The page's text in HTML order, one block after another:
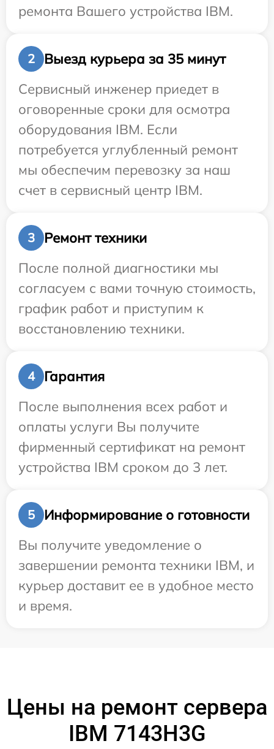
ремонта Вашего устройства IBM.
2
Выезд курьера за 35 минут
Сервисный инженер приедет в
оговоренные сроки для осмотра
оборудования IBM. Если
потребуется углубленный ремонт
мы обеспечим перевозку за наш
счет в сервисный центр IBM.
3
Ремонт техники
После полной диагностики мы
согласуем с вами точную стоимость,
график работ и приступим к
восстановлению техники.
4
Гарантия
После выполнения всех работ и
оплаты услуги Вы получите
фирменный сертификат на ремонт
устройства IBM сроком до 3 лет.
5
Информирование о готовности
Вы получите уведомление о
завершении ремонта техники IBM, и
курьер доставит ее в удобное место
и время.
Цены на ремонт сервера
IBM 7143H3G